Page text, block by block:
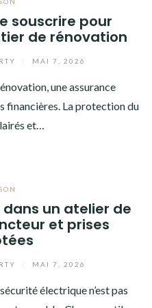
souscrire pour
de rénovation
MAI 7, 2026
une assurance
financières. La protection du
et…
un atelier de
et prises
MAI 7, 2026
électrique n’est pas